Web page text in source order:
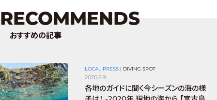
RECOMMENDS
おすすめの記事
LOCAL PRESS DIVING SPOT
2020.8.9
各地のガイドに聞く今シーズンの海の様